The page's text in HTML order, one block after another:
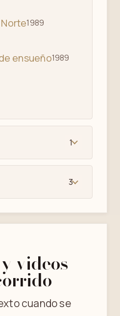
1989
ensueño1989
1
3
videos
cuando se